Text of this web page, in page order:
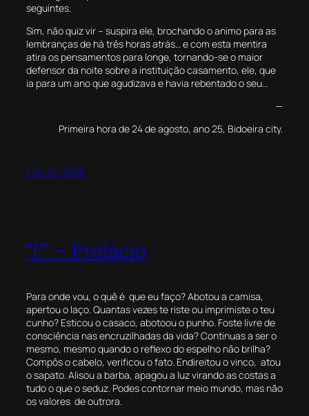
seguintes.
Sim, não quiz vir – suspira ele, brochando o animo para as
lembranças de há três horas atrás… e com esta mentira
atira os pensamentos para longe, tornando-se o maior
defensor da noite sobre a instituição casamento, ele, que
ia para um ano que agudizava e havia rebentado o seu…
—
Primeira hora de 24 de agosto, ano 25, Bidoeira city.
May 25, 2026
“F” – Prefácio
Para onde vou, o quê é que eu faço? Abotou a camisa,
apertou o laço. Quantas vezes te riste ou imprimiste o teu
cunho? Esticou o casaco, abotoou o punho. Foste livre de
consciência nas encruzilhadas da vida? Continuas a ser o
mesmo, mesmo quando o reflexo do espelho não brilha?
Compôs o cabelo, verificou o fato. Endireitou o vinco, atou
o sapato. Alisou a barba, apagou a luz virando as costas a
tudo o que o seduz. Podes contornar meio mundo, mas não
os valores de outrora.